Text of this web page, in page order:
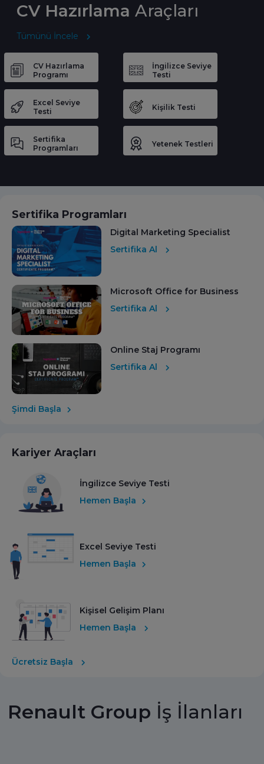
CV Hazırlama Araçları
Tümünü İncele
CV Hazırlama
Programı
İngilizce Seviye
Testi
Excel Seviye
Testi
Kişilik Testi
Sertifika
Programları
Yetenek Testleri
Sertifika Programları
Digital Marketing Specialist
Sertifika Al
Microsoft Office for Business
Sertifika Al
Online Staj Programı
Sertifika Al
Şimdi Başla
Kariyer Araçları
İngilizce Seviye Testi
Hemen Başla
Excel Seviye Testi
Hemen Başla
Kişisel Gelişim Planı
Hemen Başla
Ücretsiz Başla
Renault Group İş İlanları